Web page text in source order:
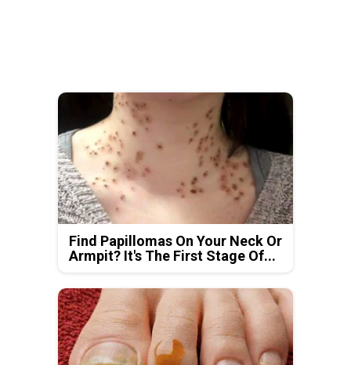
Find Papillomas On Your Neck Or
Armpit? It's The First Stage Of...